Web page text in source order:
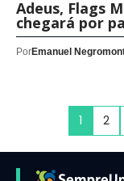
Adeus, Flags
chegará por
PorEmanuel
1 2